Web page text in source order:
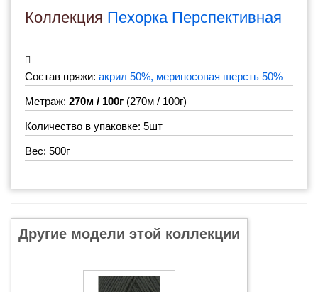
Коллекция Пехорка Перспективная
Состав пряжи: акрил 50%, мериносовая шерсть 50%
Метраж: 270м / 100г (270м / 100г)
Количество в упаковке: 5шт
Вес: 500г
Другие модели этой коллекции